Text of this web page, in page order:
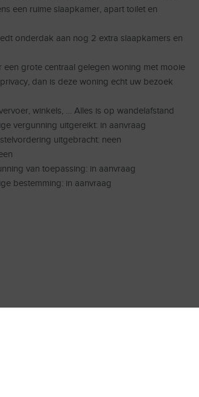
een ruime slaapkamer, apart toilet en
onderdak aan nog 2 extra slaapkamers en
een grote centraal gelegen woning met mooie
dan is deze woning echt uw bezoek
winkels, … Alles is op wandelafstand
vergunning uitgereikt: in aanvraag
uitgebracht: neen
van toepassing: in aanvraag
bestemming: in aanvraag